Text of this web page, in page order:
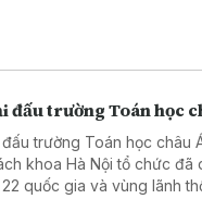
đấu trường Toán học
trường Toán học châu
khoa Hà Nội tổ chức đã
quốc gia và vùng lãnh